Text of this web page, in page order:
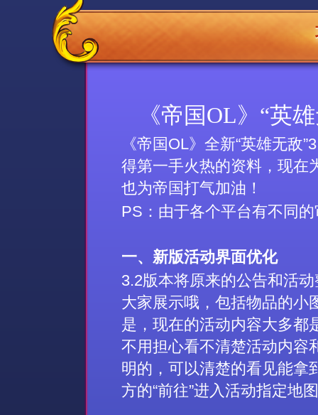
《帝国OL》“英
《帝国OL》全新“英雄无敌
得第一手火热的资料，现在
也为帝国打气加油！
PS：由于各个平台有不同
一、新版活动界面优化
3.2版本将原来的公告和活
大家展示哦，包括物品的小
是，现在的活动内容大多都
不用担心看不清楚活动内容
明的，可以清楚的看见能拿
方的“前往”进入活动指定地